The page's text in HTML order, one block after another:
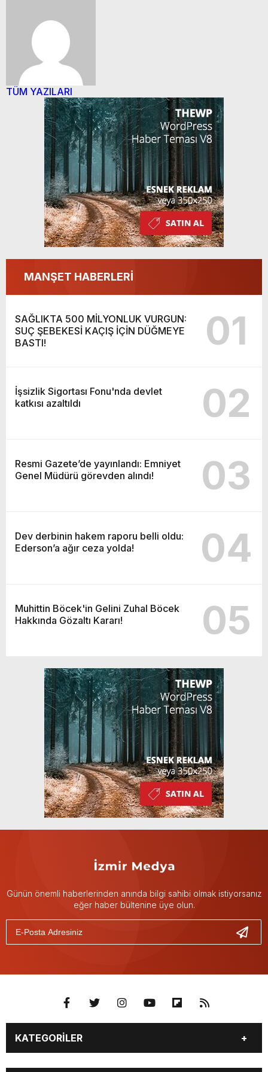
TÜM YAZILARI
MANŞET HABERLERİ
SAĞLIKTA 500 MİLYONLUK VURGUN:
SUÇ ŞEBEKESİ KAÇIŞ İÇİN DÜĞMEYE
BASTI!
01
İşsizlik Sigortası Fonu'nda devlet
katkısı azaltıldı
02
Resmi Gazete’de yayınlandı: Emniyet
Genel Müdürü görevden alındı!
03
Dev derbinin hakem raporu belli oldu:
Ederson’a ağır ceza yolda!
04
Muhittin Böcek'in Gelini Zuhal Böcek
Hakkında Gözaltı Kararı!
05
Günün önemli haberlerinden anında bilgi sahibi olmak istiyorsanız
eğer haber bültenine üye olun.
KATEGORİLER
GÜNDEM DÜNYA